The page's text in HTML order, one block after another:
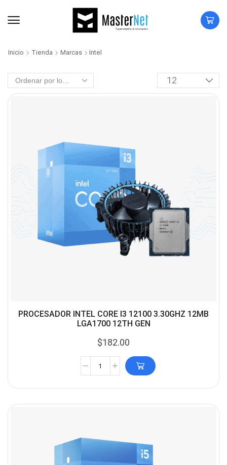
Inicio Tienda Marcas Intel
PROCESADOR INTEL CORE I3 12100 3.30GHZ 12MB
LGA1700 12TH GEN
$182.00